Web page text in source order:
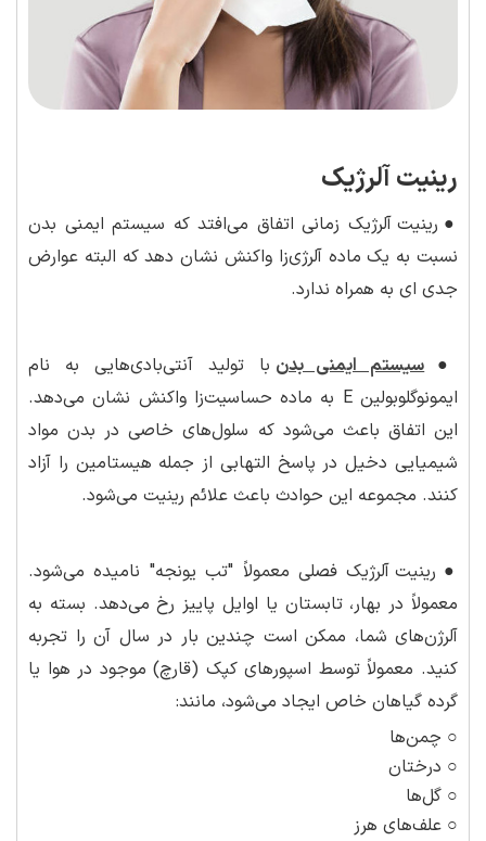
رینیت آلرژیک
● رینیت آلرژیک زمانی اتفاق می‌افتد که سیستم ایمنی بدن
نسبت به یک ماده آلرژی‌زا واکنش نشان دهد که البته عوارض
جدی ای به همراه ندارد.
●سیستم ایمنی بدن با تولید آنتی‌بادی‌هایی به نام
ایمونوگلوبولین E به ماده حساسیت‌زا واکنش نشان می‌دهد.
این اتفاق باعث می‌شود که سلول‌های خاصی در بدن مواد
شیمیایی دخیل در پاسخ التهابی از جمله هیستامین را آزاد
کنند. مجموعه این حوادث باعث علائم رینیت می‌شود.
● رینیت آلرژیک فصلی معمولاً "تب یونجه" نامیده می‌شود.
معمولاً در بهار، تابستان یا اوایل پاییز رخ می‌دهد. بسته به
آلرژن‌های شما، ممکن است چندین بار در سال آن را تجربه
کنید. معمولاً توسط اسپورهای کپک (قارچ) موجود در هوا یا
گرده گیاهان خاص ایجاد می‌شود، مانند:
○ چمن‌ها
○ درختان
○ گل‌ها
○ علف‌های هرز